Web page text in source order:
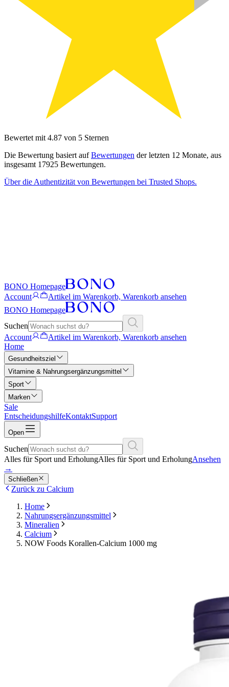
Bewertet mit 4.87 von 5 Sternen
Die Bewertung basiert aufBewertungen der letzten 12 Monate, aus
insgesamt 17925 Bewertungen.
Über die Authentizität von Bewertungen bei Trusted Shops.
BONO Homepage
Account
Artikel im Warenkorb, Warenkorb ansehen
BONO Homepage
Suchen
Account
Artikel im Warenkorb, Warenkorb ansehen
Home
Gesundheitsziel
Vitamine & Nahrungsergänzungsmittel
Sport
Marken
Sale
EntscheidungshilfeKontaktSupport
Open
Suchen
Alles für Sport und ErholungAlles für Sport und ErholungAnsehen
→
Schließen
Zurück zu Calcium
Home
Nahrungsergänzungsmittel
Mineralien
Calcium
NOW Foods Korallen-Calcium 1000 mg